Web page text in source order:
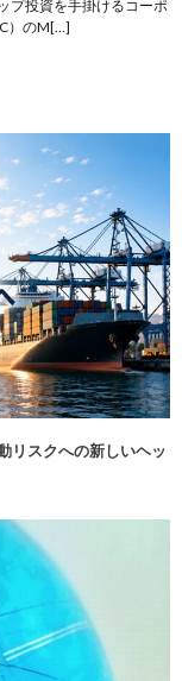
プ投資を手掛けるコーポ
）のM[…]
リスクへの新しいヘッ